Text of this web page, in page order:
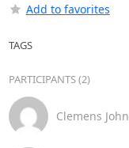
Add to favorites
TAGS
PARTICIPANTS (2)
Clemens John